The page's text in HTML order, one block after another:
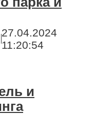
27.04.2024
11:20:54
и